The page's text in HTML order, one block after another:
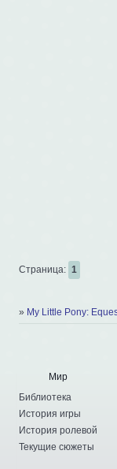
Страница: 1
» My Little Pony:
Мир
Библиотека
История игры
История ролевой
Текущие сюжеты